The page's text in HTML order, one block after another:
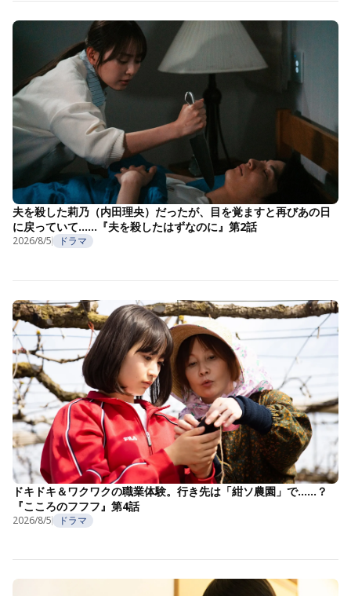
夫を殺した莉乃（内田理央）だったが、目を覚ますと再びあの日
に戻っていて……『夫を殺したはずなのに』第2話
2026/8/5 ドラマ
ドキドキ＆ワクワクの職業体験。行き先は「紺ソ農園」で……？
『こころのフフフ』第4話
2026/8/5 ドラマ